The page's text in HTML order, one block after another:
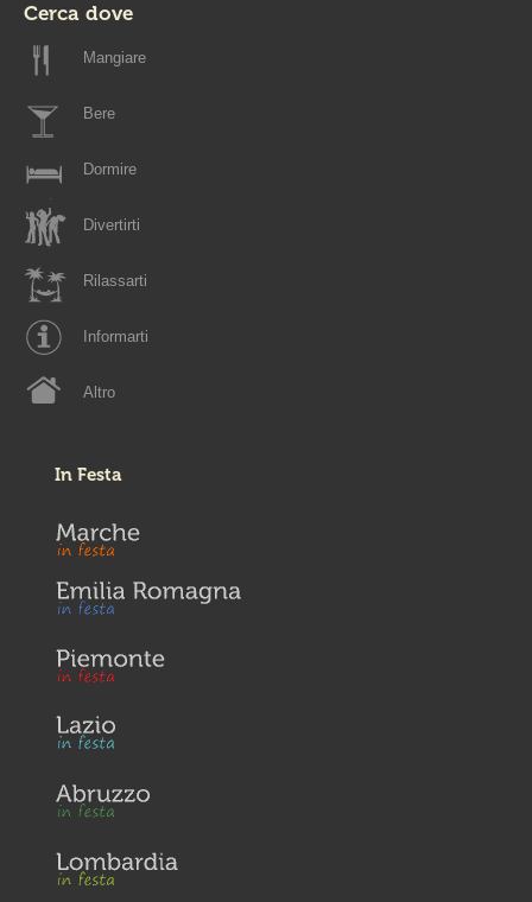
Cerca dove
Mangiare
Bere
Dormire
Divertirti
Rilassarti
Informarti
Altro
In Festa